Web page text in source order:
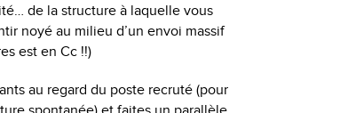
de la structure à laquelle vous
noyé au milieu d’un envoi massif
est en Cc !!)
au regard du poste recruté (pour